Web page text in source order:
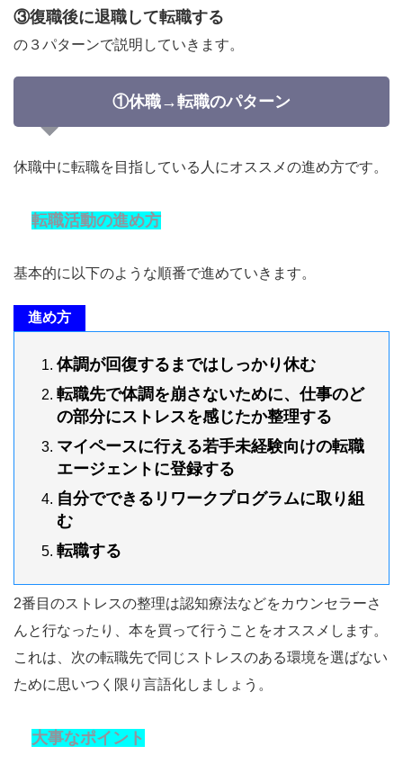
③復職後に退職して転職する
の３パターンで説明していきます。
①休職→転職のパターン
休職中に転職を目指している人にオススメの進め方です。
転職活動の進め方
基本的に以下のような順番で進めていきます。
進め方
体調が回復するまではしっかり休む
転職先で体調を崩さないために、仕事のど
の部分にストレスを感じたか整理する
マイペースに行える若手未経験向けの転職
エージェントに登録する
自分でできるリワークプログラムに取り組
む
転職する
2番目のストレスの整理は認知療法などをカウンセラーさ
んと行なったり、本を買って行うことをオススメします。
これは、次の転職先で同じストレスのある環境を選ばない
ために思いつく限り言語化しましょう。
大事なポイント